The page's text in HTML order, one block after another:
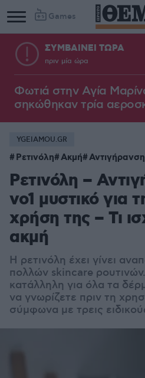
Games
ΣΥΜΒΑΙΝΕΙ ΤΩΡΑ
πριν μία ώρα
Φωτιά στην Aγία
σηκώθηκαν τρία
YGEIAMOU.GR
Ρετινόλη Ακμή Αντιγήρανση
Ρετινόλη –
νο1 μυστικό για
χρήση της – Τι
ακμή
Η ρετινόλη έχει γίνει
πολλών skincare
κατάλληλη για όλα τα
να γνωρίζετε πριν τη
σύμφωνα με τρεις